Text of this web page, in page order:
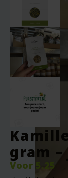
gram –
Voor 5.25